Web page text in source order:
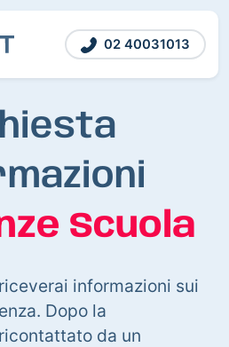
02 40031013
Scuola
informazioni sui
Dopo la
da un